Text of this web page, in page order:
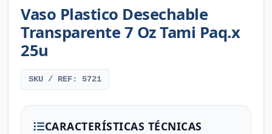
Vaso Plastico Desechable
Transparente 7 Oz Tami Paq.x
25u
SKU / REF: 5721
CARACTERÍSTICAS TÉCNICAS